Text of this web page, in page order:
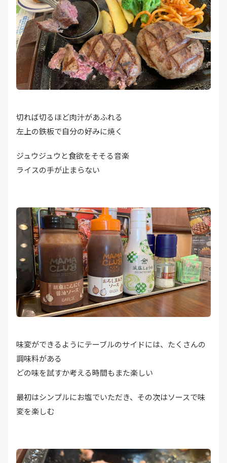
切れば切るほど肉汁があふれる
左上の鉄板で自分の好みに焼く
ジュウジュウと食欲をそそる音楽
ライスの手が止まらない
味変ができるようにテーブルのサイドには、たくさんの
調味料がある
どの味を試すか考える時間もまた楽しい
最初はシンプルにお塩でいただき、その次はソースで味
変を楽しむ